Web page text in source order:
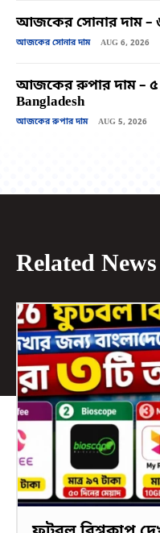
আজকের সোনার দাম –
আজকের সোনার দাম AUG 6, 2026
আজকের রুপার দাম –
Bangladesh
আজকের রুপার দাম AUG 5, 2026
Related News